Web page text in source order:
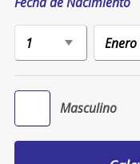
Masculino